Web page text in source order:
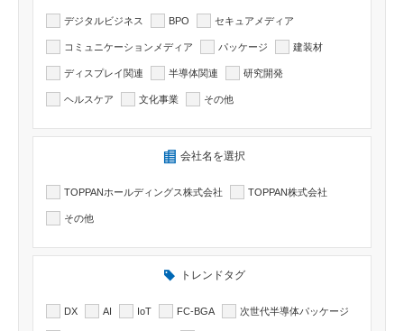
デジタルビジネス BPO セキュアメディア
コミュニケーションメディア パッケージ 建装材
ディスプレイ関連 半導体関連 研究開発
ヘルスケア 文化事業 その他
検索したい記事の会社名を選択出来ます
会社名を選択
TOPPANホールディングス株式会社 TOPPAN株式会社
その他
トレンドタグ
DX AI IoT FC-BGA 次世代半導体パッケージ